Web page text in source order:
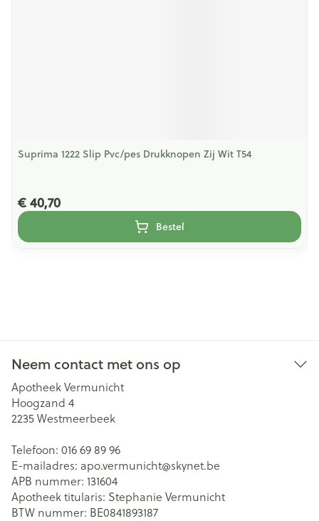
Suprima 1222 Slip Pvc/pes Drukknopen Zij Wit T54
€ 40,70
Bestel
Neem contact met ons op
Apotheek Vermunicht
Hoogzand 4
2235Westmeerbeek
Telefoon: 016 69 89 96
E-mailadres: apo.vermunicht@skynet.be
APB nummer: 131604
Apotheek titularis: Stephanie Vermunicht
BTW nummer: BE0841893187